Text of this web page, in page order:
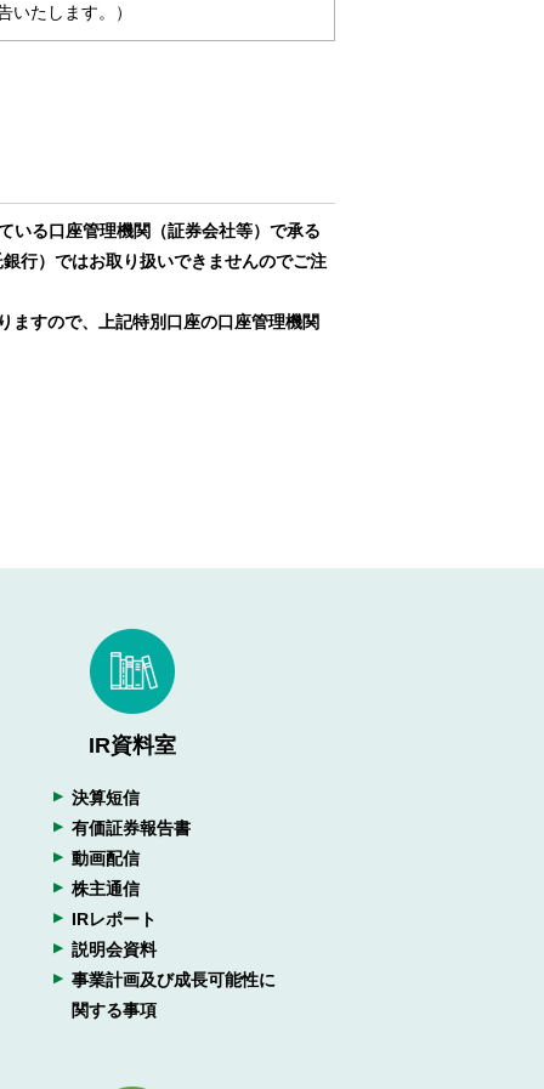
いたします。）
いる口座管理機関（証券会社等）で承る
行）ではお取り扱いできませんのでご注
ますので、上記特別口座の口座管理機関
IR資料室
決算短信
有価証券報告書
動画配信
株主通信
IRレポート
説明会資料
事業計画及び成長可能性に
関する事項